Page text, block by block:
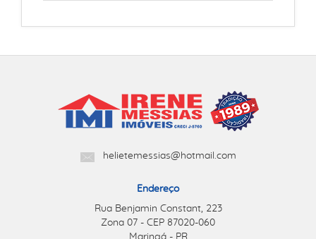
helietemessias@hotmail.com
Endereço
Rua Benjamin Constant, 223
Zona 07 - CEP 87020-060
Maringá - PR